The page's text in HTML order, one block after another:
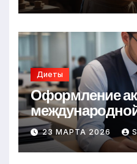
Диеты
Оформление
23 МАРТА 2026